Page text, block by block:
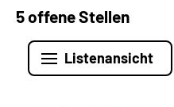
5 offene Stellen
Listenansicht